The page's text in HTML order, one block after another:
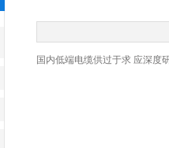
国内低端电缆供过于求 应深度